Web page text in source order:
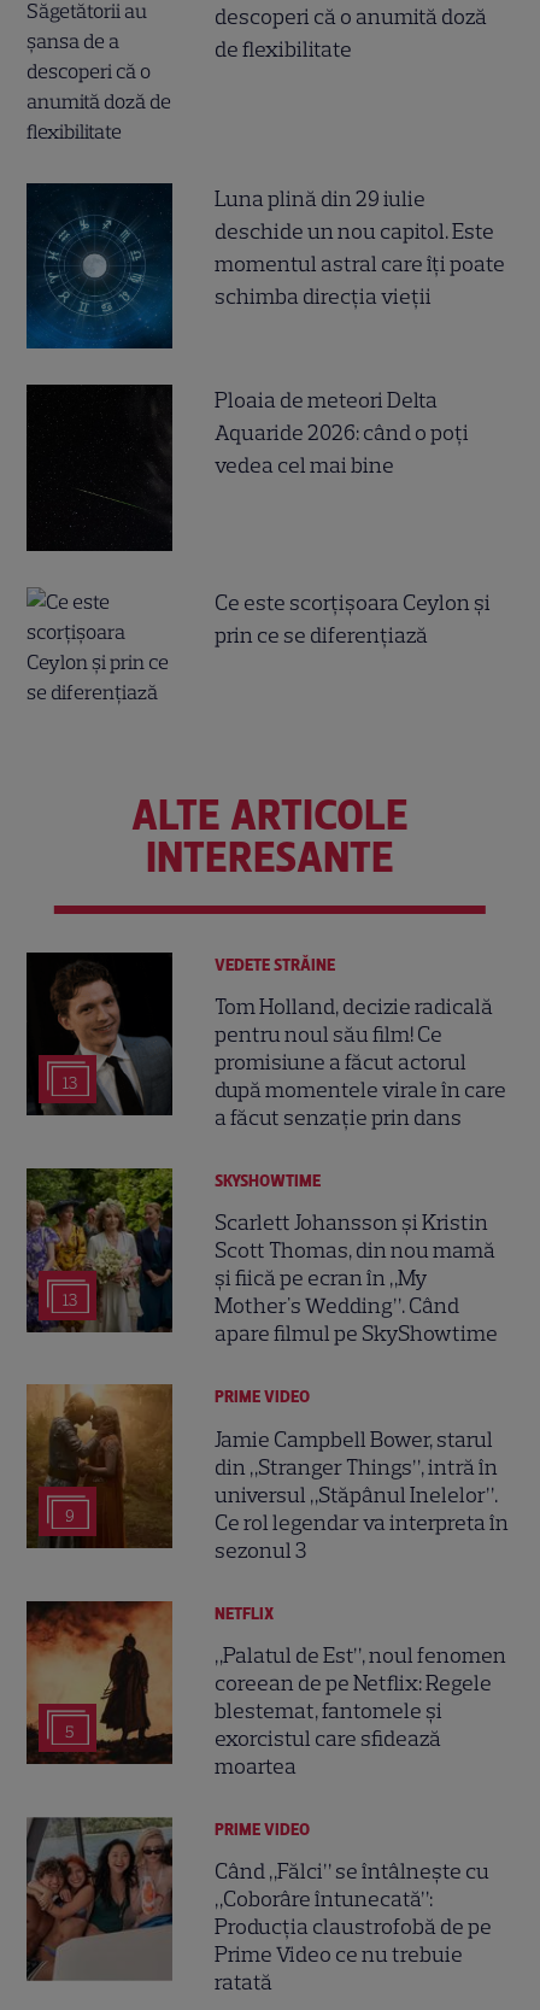
descoperi că o anumită doză
de flexibilitate
Luna plină din 29 iulie
deschide un nou capitol. Este
momentul astral care îți poate
schimba direcția vieții
Ploaia de meteori Delta
Aquaride 2026: când o poți
vedea cel mai bine
Ce este scorțișoara Ceylon și
prin ce se diferențiază
ALTE ARTICOLE
INTERESANTE
13
VEDETE STRĂINE
Tom Holland, decizie radicală
pentru noul său film! Ce
promisiune a făcut actorul
după momentele virale în care
a făcut senzație prin dans
13
SKYSHOWTIME
Scarlett Johansson și Kristin
Scott Thomas, din nou mamă
și fiică pe ecran în „My
Mother's Wedding”. Când
apare filmul pe SkyShowtime
9
PRIME VIDEO
Jamie Campbell Bower, starul
din „Stranger Things”, intră în
universul „Stăpânul Inelelor”.
Ce rol legendar va interpreta în
sezonul 3
5
NETFLIX
„Palatul de Est”, noul fenomen
coreean de pe Netflix: Regele
blestemat, fantomele și
exorcistul care sfidează
moartea
PRIME VIDEO
Când „Fălci” se întâlnește cu
„Coborâre întunecată”:
Producția claustrofobă de pe
Prime Video ce nu trebuie
ratată